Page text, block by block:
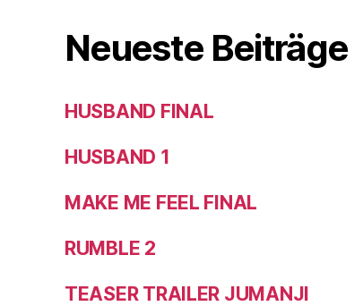
Neueste Beiträge
HUSBAND FINAL
HUSBAND 1
MAKE ME FEEL FINAL
RUMBLE 2
TEASER TRAILER JUMANJI